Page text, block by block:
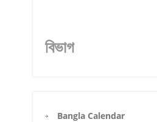
বিভাগ
Bangla Calendar